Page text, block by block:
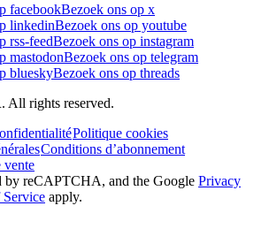
facebookBezoek ons op x
linkedinBezoek ons op youtube
rss-feedBezoek ons op instagram
mastodonBezoek ons op telegram
blueskyBezoek ons op threads
All rights reserved.
Politique cookies
Conditions d’abonnement
vente
by reCAPTCHA, and the Google Privacy
Service apply.